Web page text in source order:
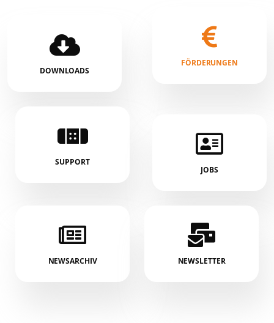
DOWNLOADS
FÖRDERUNGEN
SUPPORT
JOBS
NEWSARCHIV NEWSLETTER